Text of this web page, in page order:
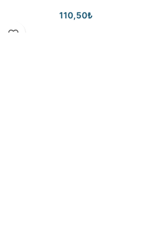
110,50₺